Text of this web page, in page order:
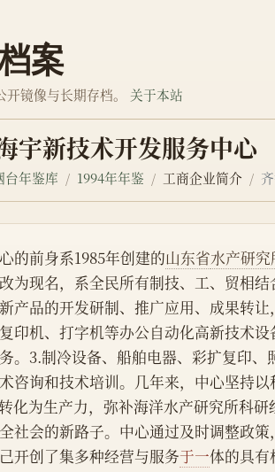
案
镜像与长期存档。 关于本站
宇新技术开发服务中心
台年鉴库 1994年年鉴 工商企业简介
的前身系1985年创建的山东省水产研究
为现名，系全民所有制技、工、贸相
产品的开发研制、推广应用、成果转
印机、打字机等办公自动化高新技术
。3.制冷设备、船舶电器、彩扩复印
咨询和技术培训。几年来，中心坚持
化为生产力，弥补海洋水产研究所科
社会的新路子。中心通过及时调整政
开创了集多种经营与服务于一体的具有